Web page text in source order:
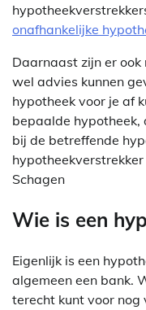
onafhankelijke
Daarnaast zijn er
wel advies kunnen
hypotheek voor je af
bepaalde hypotheek,
bij de betreffende
Schagen
Wie is een
Eigenlijk is een
algemeen een bank.
terecht kunt voor nog